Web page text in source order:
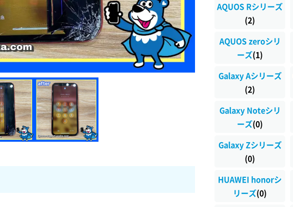
AQUOS Rシリーズ
(2)
AQUOS zeroシリ
ーズ(1)
Galaxy Aシリーズ
(2)
Galaxy Noteシリ
ーズ(0)
Galaxy Zシリーズ
(0)
HUAWEI honorシ
リーズ(0)